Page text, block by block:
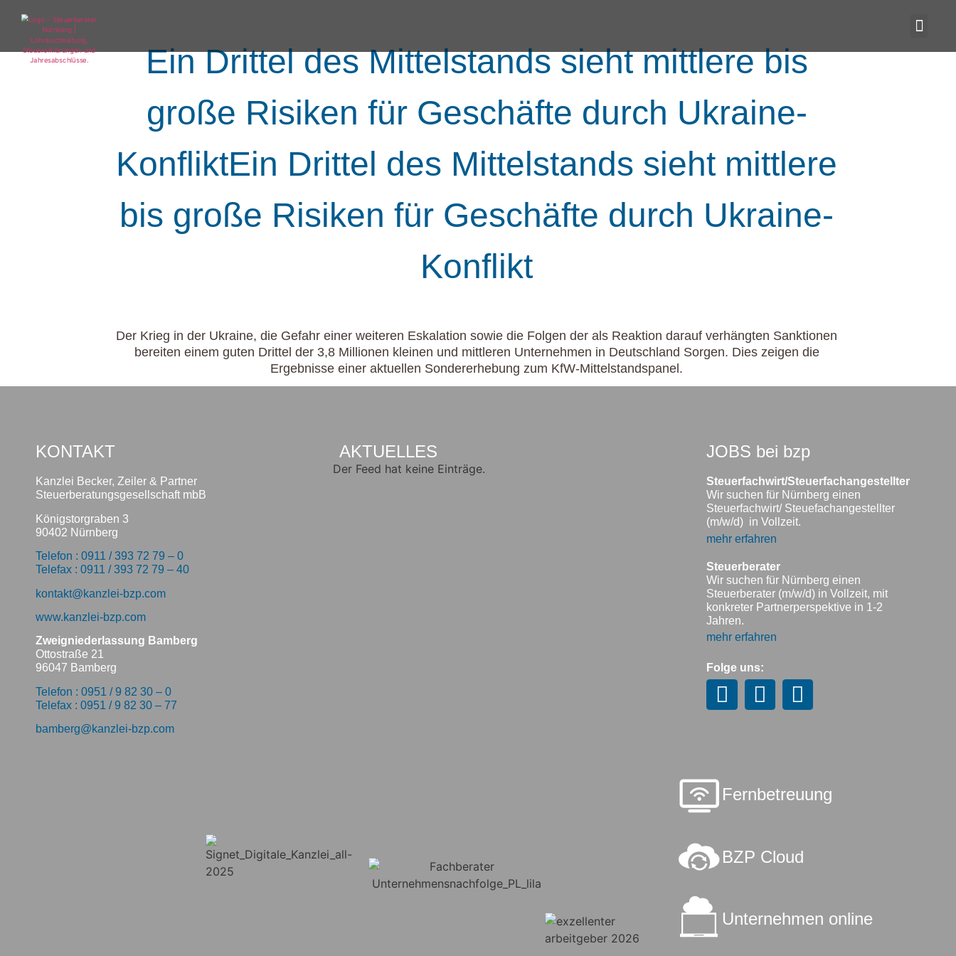
Ein Drittel des Mittelstands sieht mittlere bis
große Risiken für Geschäfte durch Ukraine-
KonfliktEin Drittel des Mittelstands sieht mittlere
bis große Risiken für Geschäfte durch Ukraine-
Konflikt
Der Krieg in der Ukraine, die Gefahr einer weiteren Eskalation sowie die Folgen der als Reaktion darauf verhängten Sanktionen
bereiten einem guten Drittel der 3,8 Millionen kleinen und mittleren Unternehmen in Deutschland Sorgen. Dies zeigen die
Ergebnisse einer aktuellen Sondererhebung zum KfW-Mittelstandspanel.
KONTAKT
Kanzlei Becker, Zeiler & Partner
Steuerberatungsgesellschaft mbB
Königstorgraben 3
90402 Nürnberg
Telefon : 0911 / 393 72 79 – 0
Telefax : 0911 / 393 72 79 – 40
kontakt@kanzlei-bzp.com
www.kanzlei-bzp.com
Zweigniederlassung Bamberg
Ottostraße 21
96047 Bamberg
Telefon : 0951 / 9 82 30 – 0
Telefax : 0951 / 9 82 30 – 77
bamberg@kanzlei-bzp.com
AKTUELLES
Der Feed hat keine Einträge.
JOBS bei bzp
Steuerfachwirt/Steuerfachangestellter
Wir suchen für Nürnberg einen
Steuerfachwirt/ Steuefachangestellter
(m/w/d) in Vollzeit.
mehr erfahren
Steuerberater
Wir suchen für Nürnberg einen
Steuerberater (m/w/d) in Vollzeit, mit
konkreter Partnerperspektive in 1-2
Jahren.
mehr erfahren
Folge uns:
Fernbetreuung
BZP Cloud
Unternehmen online